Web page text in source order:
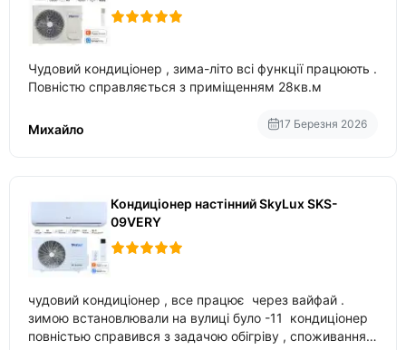
Чудовий кондиціонер , зима-літо всі функції працюють .
Повністю справляється з приміщенням 28кв.м
Михайло 17 Березня 2026
Кондиціонер настінний SkyLux SKS-
09VERY
чудовий кондиціонер , все працює через вайфай .
зимою встановлювали на вулиці було -11 кондиціонер
повністью справився з задачою обігріву , споживання